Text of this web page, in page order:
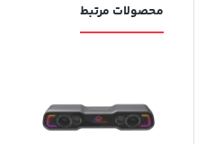
محصولات مرتبط